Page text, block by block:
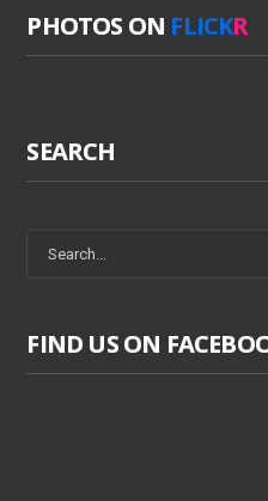
PHOTOS ON FLICKR
SEARCH
FIND US ON